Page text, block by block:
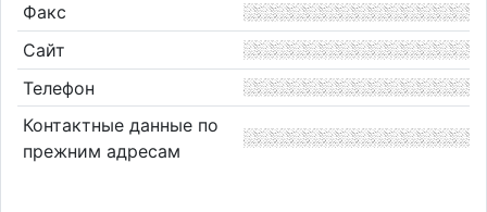
Факс
Сайт
Телефон
Контактные данные по
прежним адресам